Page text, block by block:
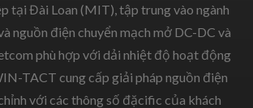
tại Đài Loan (MIT), tập trung vào ngành
nguồn điện chuyển mạch mở DC-DC và
phù hợp với dải nhiệt độ hoạt động
TACT cung cấp giải pháp nguồn điện
với các thông số đặcific của khách